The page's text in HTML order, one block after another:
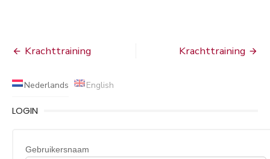
Bericht
Krachttraining Krachttraining
Nederlands English
LOGIN
Gebruikersnaam